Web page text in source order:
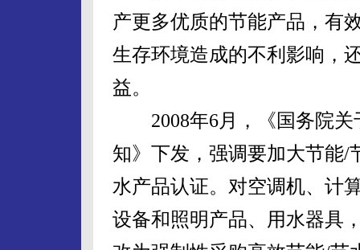
产更多优质的节能产品，有
生存环境造成的不利影响，
益。
2008年6月，《国务院关
知》下发，强调要加大节能/
水产品认证。对空调机、计
设备和照明产品、用水器具